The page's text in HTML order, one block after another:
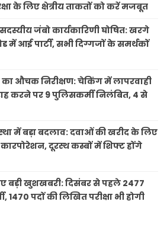
के लिए क्षेत्रीय ताकतों को करें मजबूत
जंबो कार्यकारिणी घोषित: खरगे
में आई पार्टी, सभी दिग्गजों के समर्थकों
औचक निरीक्षण: चेकिंग में लापरवाही
करने पर 9 पुलिसकर्मी निलंबित, 4 से
में बड़ा बदलाव: दवाओं की खरीद के लिए
दूरस्थ कस्बों में शिफ्ट होंगे
बड़ी खुशखबरी: दिसंबर से पहले 2477
1470 पदों की लिखित परीक्षा भी होगी